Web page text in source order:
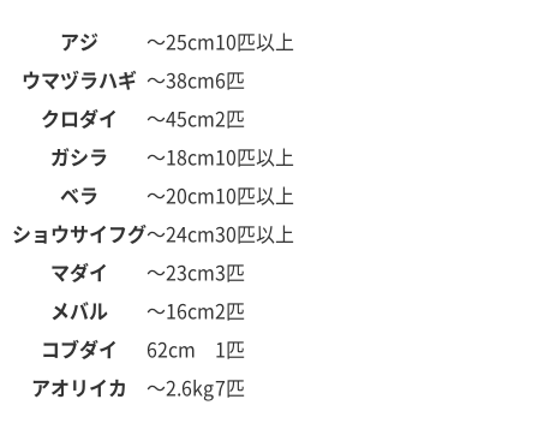
アジ ～25cm10匹以上
ウマヅラハギ ～38cm6匹
クロダイ
～45cm2匹
ガシラ
～18cm10匹以上
ベラ
～20cm10匹以上
ショウサイフグ～24cm30匹以上
マダイ
～23cm3匹
メバル
～16cm2匹
コブダイ
62cm
1匹
アオリイカ
～2.6kg7匹